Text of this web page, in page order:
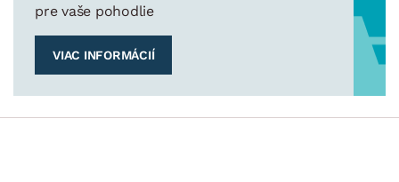
pre vaše pohodlie
VIAC INFORMÁCIÍ